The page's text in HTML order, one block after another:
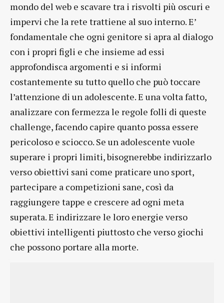
mondo del web e scavare tra i risvolti più oscuri e
impervi che la rete trattiene al suo interno. E’
fondamentale che ogni genitore si apra al dialogo
con i propri figli e che insieme ad essi
approfondisca argomenti e si informi
costantemente su tutto quello che può toccare
l’attenzione di un adolescente. E una volta fatto,
analizzare con fermezza le regole folli di queste
challenge, facendo capire quanto possa essere
pericoloso e sciocco. Se un adolescente vuole
superare i propri limiti, bisognerebbe indirizzarlo
verso obiettivi sani come praticare uno sport,
partecipare a competizioni sane, così da
raggiungere tappe e crescere ad ogni meta
superata. E indirizzare le loro energie verso
obiettivi intelligenti piuttosto che verso giochi
che possono portare alla morte.